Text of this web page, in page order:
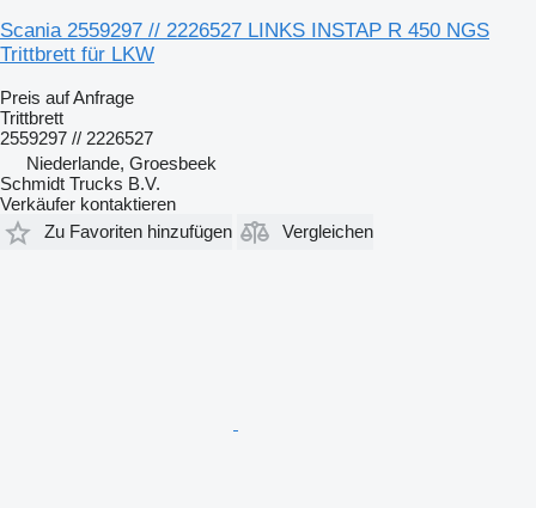
Scania 2559297 // 2226527 LINKS INSTAP R 450 NGS
Trittbrett für LKW
Preis auf Anfrage
Trittbrett
2559297 // 2226527
Niederlande, Groesbeek
Schmidt Trucks B.V.
Verkäufer kontaktieren
Zu Favoriten hinzufügen
Vergleichen